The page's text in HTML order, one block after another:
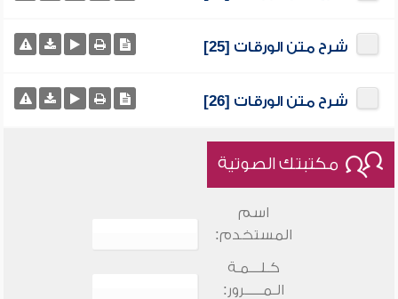
شرح متن الورقات [25]
شرح متن الورقات [26]
مكتبتك الصوتية
اسم
المستخدم:
كـلـــمـة
الـمـــــرور: